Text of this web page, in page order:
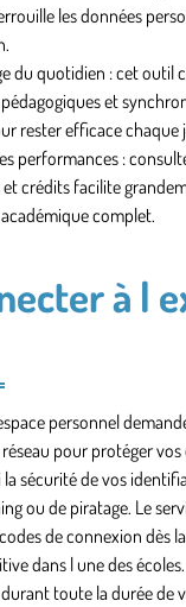
les données
du quotidien : cet outil
et
rester efficace chaque
performances :
et crédits facilite
complet.
à l
personnel
pour protéger vos
la sécurité de vos
ou de piratage. Le
de connexion dès
dans l une des
toute la durée de